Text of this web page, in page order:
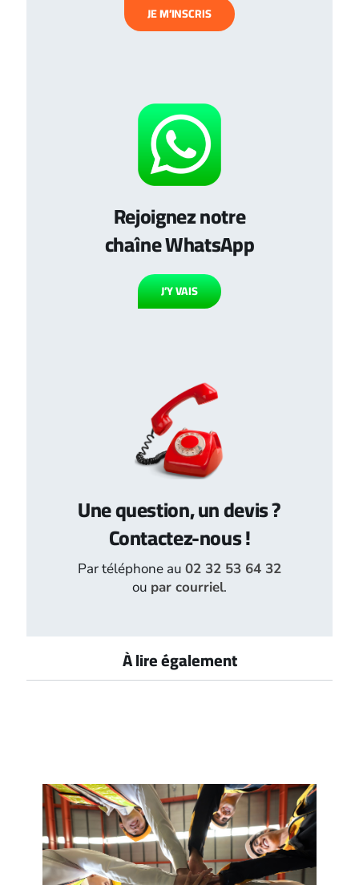
JE M’INSCRIS
Rejoignez notre
chaîne WhatsApp
J’Y VAIS
Une question, un devis ?
Contactez-nous !
Par téléphone au 02 32 53 64 32
ou par courriel.
À lire également